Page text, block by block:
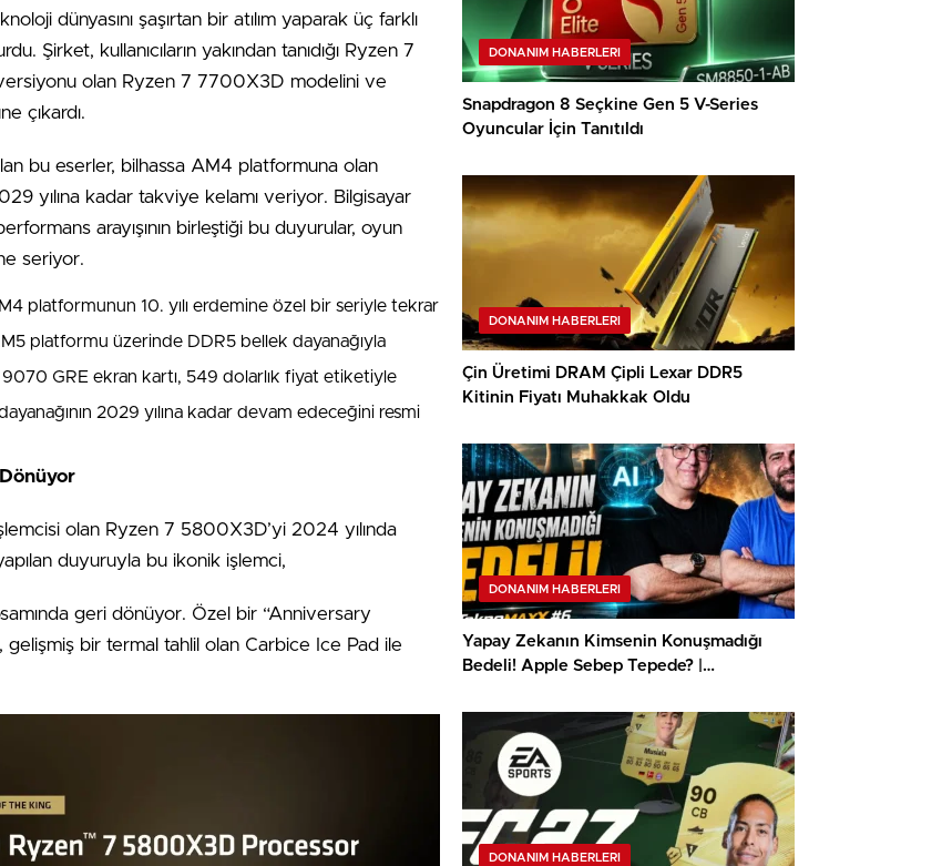
dünyasını şaşırtan bir atılım yaparak üç farklı
Şirket, kullanıcıların yakından tanıdığı Ryzen 7
olan Ryzen 7 7700X3D modelini ve
çıkardı.
bu eserler, bilhassa AM4 platformuna olan
yılına kadar takviye kelamı veriyor. Bilgisayar
arayışının birleştiği bu duyurular, oyun
seriyor.
platformunun 10. yılı erdemine özel bir seriyle tekrar
platformu üzerinde DDR5 bellek dayanağıyla
GRE ekran kartı, 549 dolarlık fiyat etiketiyle
2029 yılına kadar devam edeceğini resmi
olan Ryzen 7 5800X3D’yi 2024 yılında
duyuruyla bu ikonik işlemci,
geri dönüyor. Özel bir “Anniversary
gelişmiş bir termal tahlil olan Carbice Ice Pad ile
DONANIM HABERLERI
Snapdragon 8 Seçkine Gen 5 V-Series
Oyuncular İçin Tanıtıldı
DONANIM HABERLERI
Çin Üretimi DRAM Çipli Lexar DDR5
Kitinin Fiyatı Muhakkak Oldu
DONANIM HABERLERI
Yapay Zekanın Kimsenin Konuşmadığı
Bedeli! Apple Sebep Tepede? |
DONANIM HABERLERI